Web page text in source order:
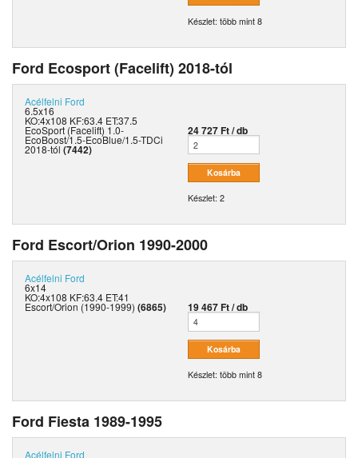
Készlet: több mint 8
Ford Ecosport (Facelift) 2018-tól
Acélfelni Ford
6.5x16
KO:4x108 KF:63.4 ET:37.5
EcoSport (Facelift) 1.0-
EcoBoost/1.5-EcoBlue/1.5-TDCi
2018-tól (7442)
24 727 Ft / db
Készlet: 2
Ford Escort/Orion 1990-2000
Acélfelni Ford
6x14
KO:4x108 KF:63.4 ET:41
Escort/Orion (1990-1999) (6865) 19 467 Ft / db
Készlet: több mint 8
Ford Fiesta 1989-1995
Acélfelni Ford